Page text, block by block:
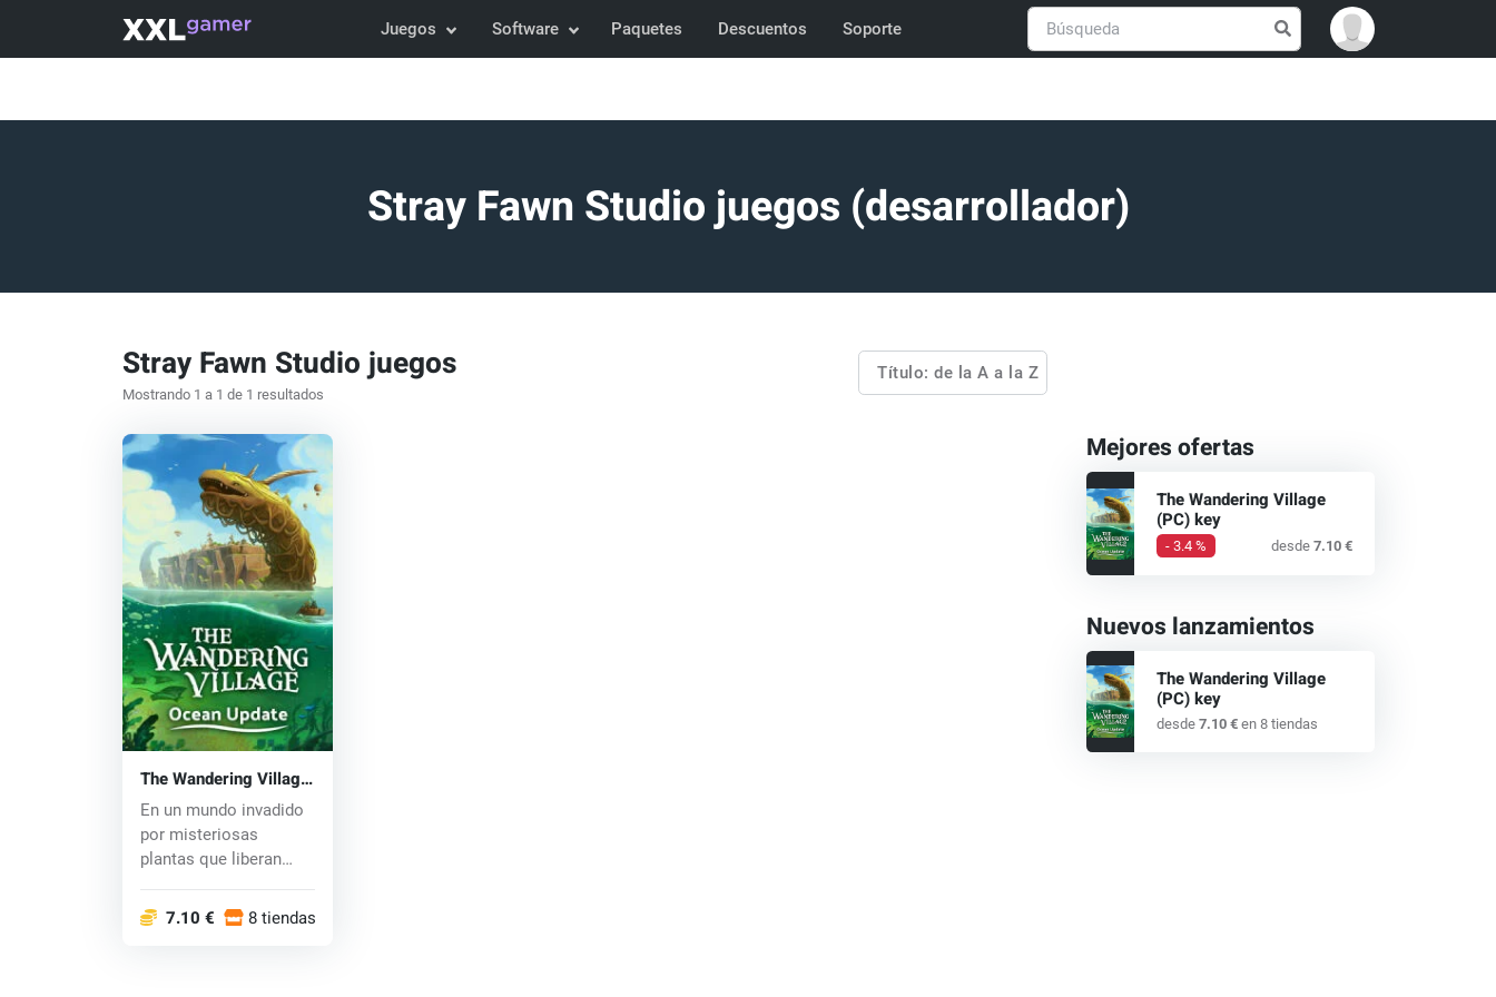
Juegos Software Paquetes Descuentos Soporte
Stray Fawn Studio juegos (desarrollador)
Stray Fawn Studio juegos
Mostrando 1 a 1 de 1 resultados
Título: de la A a la Z
The Wandering Village
(PC) key
En un mundo invadido
por misteriosas
plantas que liberan
7.10 € 8 tiendas
Mejores ofertas
The Wandering Village
(PC) key
- 3.4 % desde 7.10 €
Nuevos lanzamientos
The Wandering Village
(PC) key
desde 7.10 €en 8 tiendas